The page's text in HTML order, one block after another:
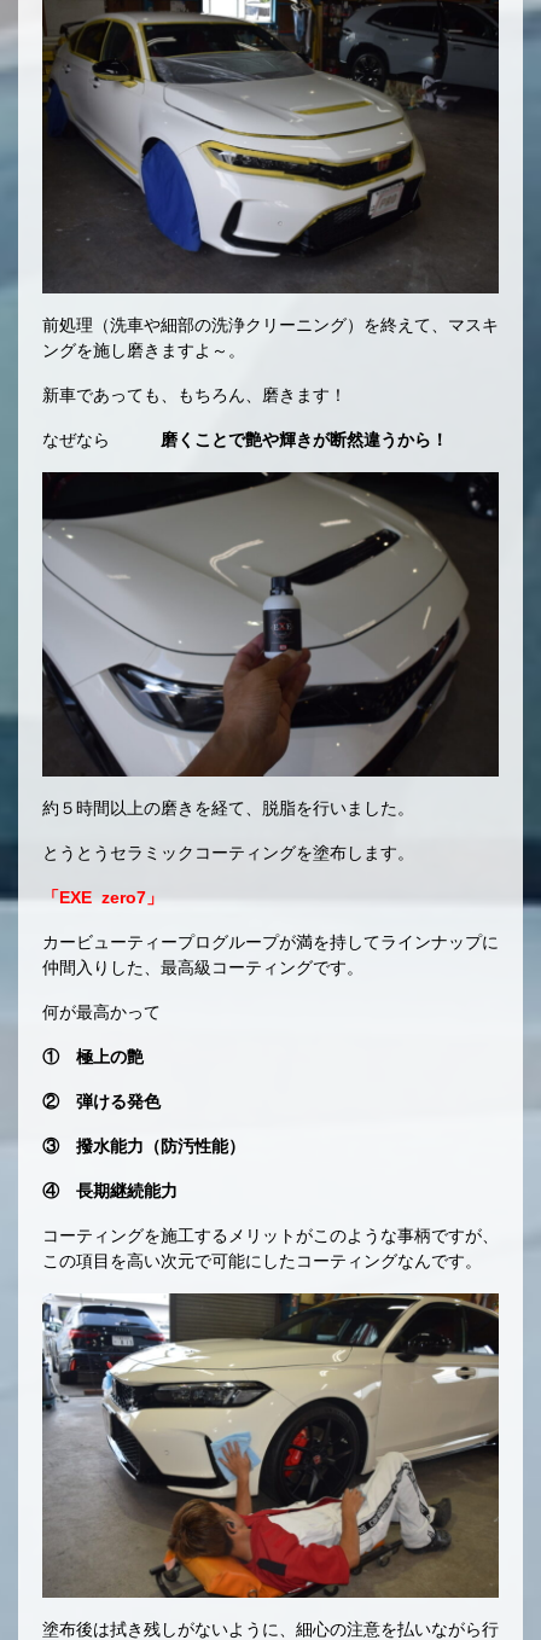
前処理（洗車や細部の洗浄クリーニング）を終えて、マスキ
ングを施し磨きますよ～。
新車であっても、もちろん、磨きます！
なぜなら 磨くことで艶や輝きが断然違うから！
約５時間以上の磨きを経て、脱脂を行いました。
とうとうセラミックコーティングを塗布します。
「EXE zero7」
カービューティープログループが満を持してラインナップに
仲間入りした、最高級コーティングです。
何が最高かって
① 極上の艶
② 弾ける発色
③ 撥水能力（防汚性能）
④ 長期継続能力
コーティングを施工するメリットがこのような事柄ですが、
この項目を高い次元で可能にしたコーティングなんです。
塗布後は拭き残しがないように、細心の注意を払いながら行